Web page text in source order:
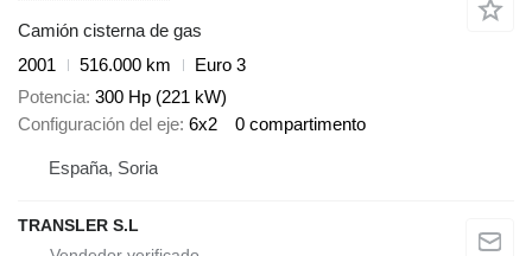
Camión cisterna de gas
2001
516.000 km
Euro 3
Potencia 300 Hp (221 kW)
Configuración del eje 6x2 0 compartimento
España, Soria
TRANSLER S.L